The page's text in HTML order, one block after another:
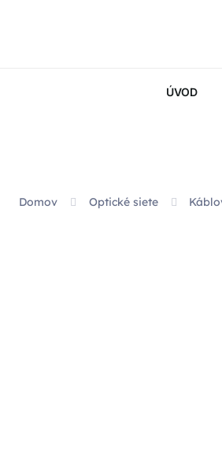
ÚVOD
Domov Optické siete